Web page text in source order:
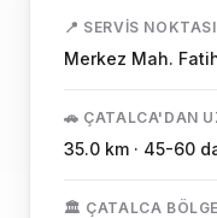
📍 SERVIS NOKTASI
Merkez Mah.
🚗 ÇATALCA'DAN
35.0 km · 45-60
🏛️ ÇATALCA